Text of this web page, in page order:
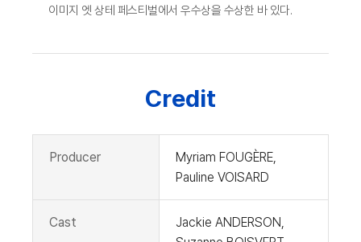
이미지 엣 상테 페스티벌에서 우수상을 수상한 바 있다.
Credit
Producer
Myriam FOUGÈRE,
Pauline VOISARD
Cast
Jackie ANDERSON,